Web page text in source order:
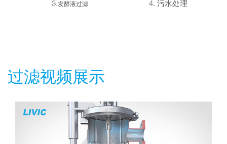
3.发酵液过滤 4. 污水处理
过滤视频展示